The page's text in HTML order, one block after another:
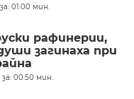
01:00 мин.
рафинерии,
загинаха при
00:50 мин.